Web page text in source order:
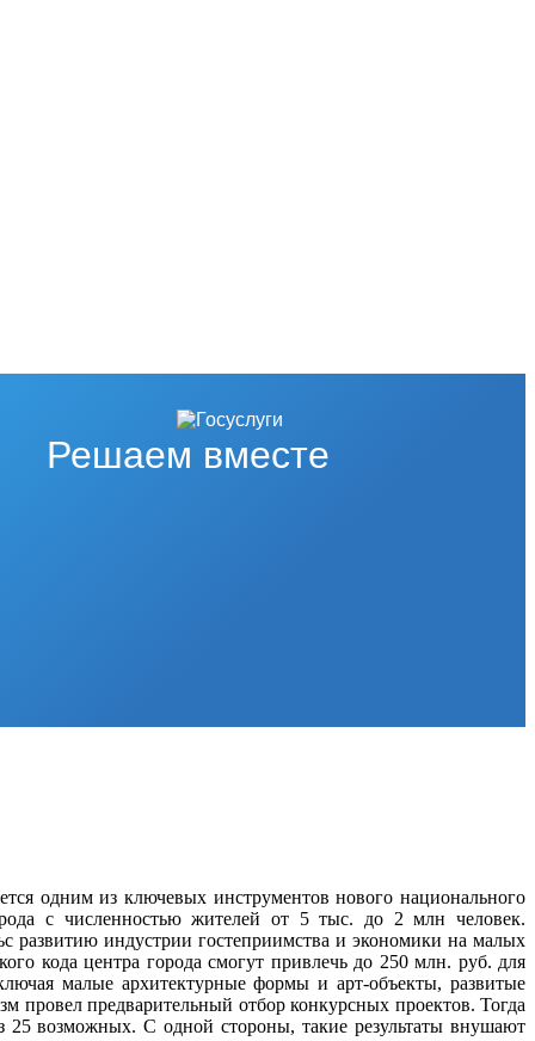
Решаем вместе
одним из ключевых инструментов нового национального
с численностью жителей от 5 тыс. до 2 млн человек.
развитию индустрии гостеприимства и экономики на малых
кода центра города смогут привлечь до 250 млн. руб. для
малые архитектурные формы и арт-объекты, развитые
провел предварительный отбор конкурсных проектов. Тогда
25 возможных. С одной стороны, такие результаты внушают